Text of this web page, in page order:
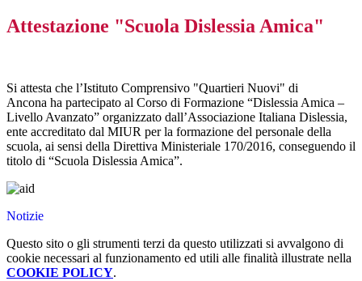
Attestazione "Scuola Dislessia Amica"
Si attesta che l’Istituto Comprensivo "Quartieri Nuovi" di
Ancona ha partecipato al Corso di Formazione “Dislessia Amica –
Livello Avanzato” organizzato dall’Associazione Italiana Dislessia,
ente accreditato dal MIUR per la formazione del personale della
scuola, ai sensi della Direttiva Ministeriale 170/2016, conseguendo il
titolo di “Scuola Dislessia Amica”.
Notizie
Questo sito o gli strumenti terzi da questo utilizzati si avvalgono di
cookie necessari al funzionamento ed utili alle finalità illustrate nella
COOKIE POLICY.